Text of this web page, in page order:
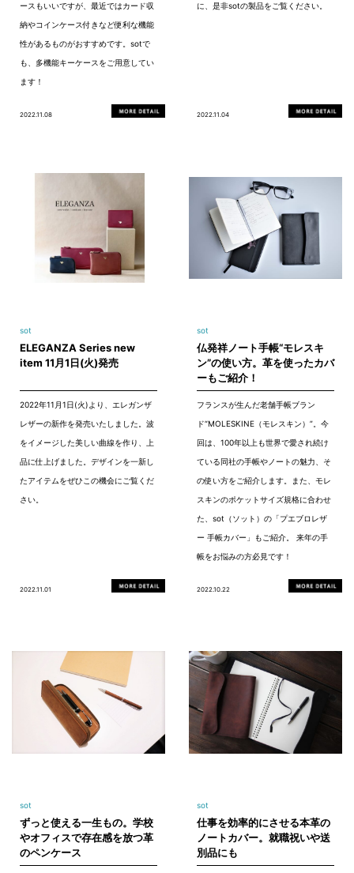
ースもいいですが、最近ではカード収
納やコインケース付きなど便利な機能
性があるものがおすすめです。sotで
も、多機能キーケースをご用意してい
ます！
2022.11.08
に、是非sotの製品をご覧ください。
2022.11.04
sot
ELEGANZA Series new
item 11月1日(火)発売
2022年11月1日(火)より、エレガンザ
レザーの新作を発売いたしました。波
をイメージした美しい曲線を作り、上
品に仕上げました。デザインを一新し
たアイテムをぜひこの機会にご覧くだ
さい。
2022.11.01
sot
仏発祥ノート手帳“モレスキ
ン”の使い方。革を使ったカバ
ーもご紹介！
フランスが生んだ老舗手帳ブラン
ド“MOLESKINE（モレスキン）”。今
回は、100年以上も世界で愛され続け
ている同社の手帳やノートの魅力、そ
の使い方をご紹介します。また、モレ
スキンのポケットサイズ規格に合わせ
た、sot（ソット）の「プエブロレザ
ー 手帳カバー」もご紹介。 来年の手
帳をお悩みの方必見です！
2022.10.22
sot
ずっと使える一生もの。学校
やオフィスで存在感を放つ革
のペンケース
sot
仕事を効率的にさせる本革の
ノートカバー。就職祝いや送
別品にも